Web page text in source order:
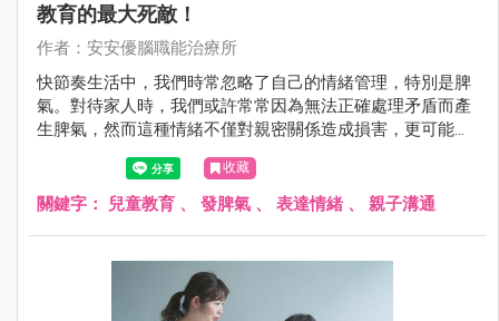
教育的最大死敵！
作者：安安優腦職能治療所
快節奏生活中，我們時常忽略了自己的情緒管理，特別是脾
氣。對待家人時，我們或許常常因為無法正確處理矛盾而產
生脾氣，然而這種情緒不僅對親密關係造成損害，更可能深
遠地影響到孩子的成長。透過溝通、真實面對情緒以及表達
情感的方式，可幫助建立更健康、穩定且和諧的家庭關係。
收藏
關鍵字： 兒童教育 、 發脾氣 、 表達情緒 、 親子溝通